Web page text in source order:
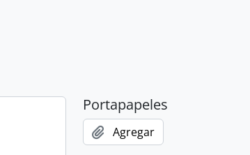
Portapapeles
Agregar